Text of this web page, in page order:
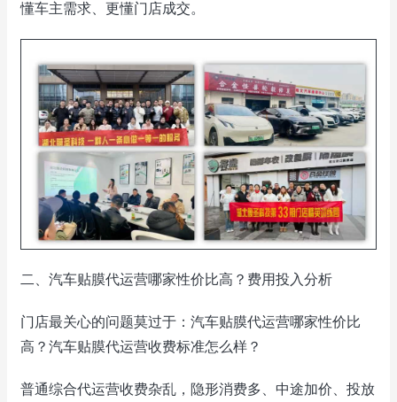
懂车主需求、更懂门店成交。
二、汽车贴膜代运营哪家性价比高？费用投入分析
门店最关心的问题莫过于：汽车贴膜代运营哪家性价比
高？汽车贴膜代运营收费标准怎么样？
普通综合代运营收费杂乱，隐形消费多、中途加价、投放